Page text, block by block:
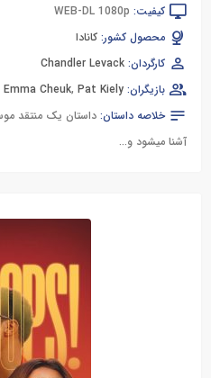
کیفیت: WEB-DL 1080p
محصول کشور: کانادا
کارگردان: Chandler Levack
بازیگران:
Emma Cheuk, Pat Kiely
خلاصه داستان:
آشنا میشود و...